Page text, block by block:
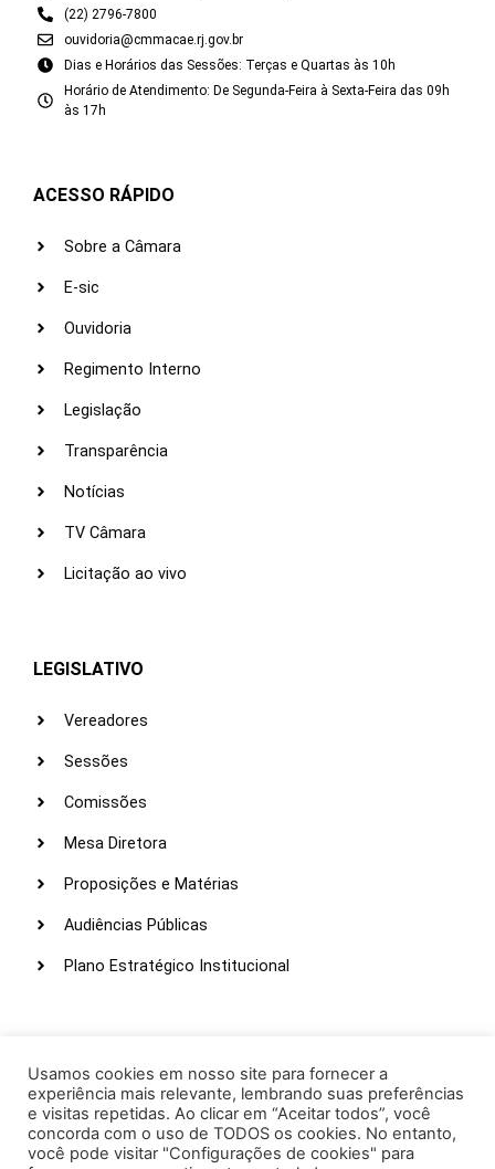
(22) 2796-7800
ouvidoria@cmmacae.rj.gov.br
Dias e Horários das Sessões: Terças e Quartas às 10h
Horário de Atendimento: De Segunda-Feira à Sexta-Feira das 09h
às 17h
ACESSO RÁPIDO
Sobre a Câmara
E-sic
Ouvidoria
Regimento Interno
Legislação
Transparência
Notícias
TV Câmara
Licitação ao vivo
LEGISLATIVO
Vereadores
Sessões
Comissões
Mesa Diretora
Proposições e Matérias
Audiências Públicas
Plano Estratégico Institucional
Webmail
Intranet
Administração
Usamos cookies em nosso site para fornecer a
experiência mais relevante, lembrando suas preferências
e visitas repetidas. Ao clicar em “Aceitar todos”, você
concorda com o uso de TODOS os cookies. No entanto,
você pode visitar "Configurações de cookies" para